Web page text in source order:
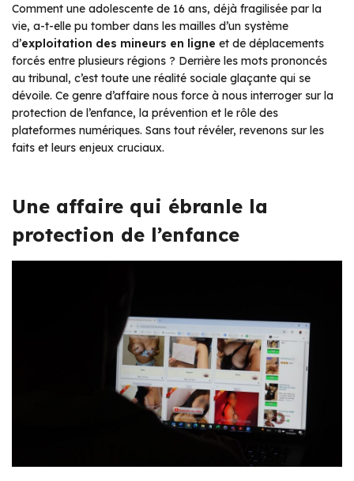
Comment une adolescente de 16 ans, déjà fragilisée par la
vie, a-t-elle pu tomber dans les mailles d’un système
d’exploitation des mineurs en ligne et de déplacements
forcés entre plusieurs régions ? Derrière les mots prononcés
au tribunal, c’est toute une réalité sociale glaçante qui se
dévoile. Ce genre d’affaire nous force à nous interroger sur la
protection de l’enfance, la prévention et le rôle des
plateformes numériques. Sans tout révéler, revenons sur les
faits et leurs enjeux cruciaux.
Une affaire qui ébranle la
protection de l’enfance